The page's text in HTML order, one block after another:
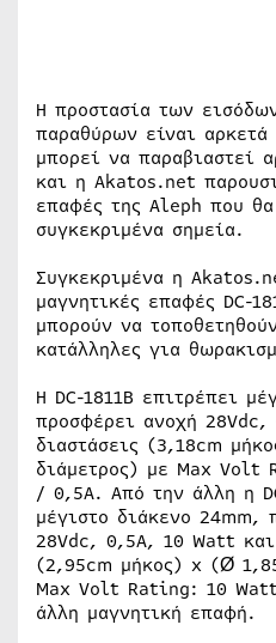
Η προστασία των
παραθύρων είναι αρκετά
μπορεί να παραβιαστεί
και η Akatos.net
επαφές της Aleph που
συγκεκριμένα σημεία.
Συγκεκριμένα η
μαγνητικές επαφές DC-
μπορούν να
κατάλληλες για
Η DC-1811B επιτρέπει
προσφέρει ανοχή
διαστάσεις (3,18cm
διάμετρος) με Max
/ 0,5A. Από την άλλη η
μέγιστο διάκενο 24mm,
28Vdc, 0,5A, 10 Watt και
(2,95cm μήκος) x (Ø
Max Volt Rating: 10
άλλη μαγνητική επαφή.